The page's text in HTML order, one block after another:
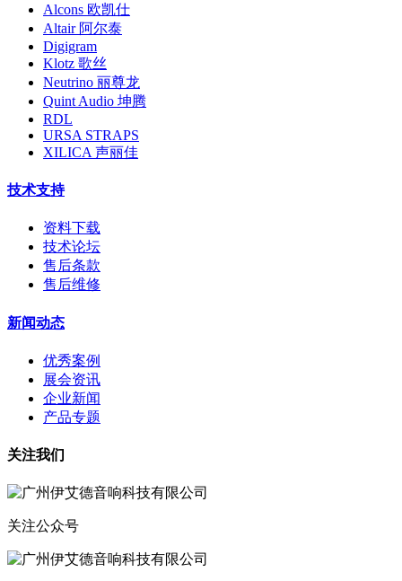
Alcons 欧凯仕
Altair 阿尔泰
Digigram
Klotz 歌丝
Neutrino 丽尊龙
Quint Audio 坤腾
RDL
URSA STRAPS
XILICA 声丽佳
技术支持
资料下载
技术论坛
售后条款
售后维修
新闻动态
优秀案例
展会资讯
企业新闻
产品专题
关注我们
关注公众号